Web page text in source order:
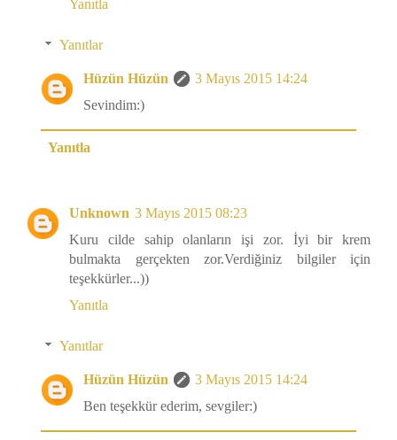
Yanıtla
Yanıtlar
Hüzün Hüzün
3 Mayıs 2015 14:24
Sevindim:)
Yanıtla
Unknown 3 Mayıs 2015 08:23
Kuru cilde sahip olanların işi zor. İyi bir krem
bulmakta gerçekten zor.Verdiğiniz bilgiler için
teşekkürler...))
Yanıtla
Yanıtlar
Hüzün Hüzün
3 Mayıs 2015 14:24
Ben teşekkür ederim, sevgiler:)